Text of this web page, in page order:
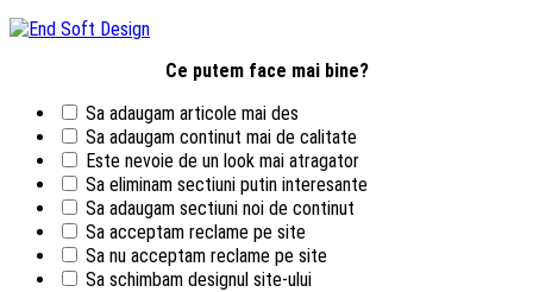
Ce putem face mai bine?
Sa adaugam articole mai des
Sa adaugam continut mai de calitate
Este nevoie de un look mai atragator
Sa eliminam sectiuni putin interesante
Sa adaugam sectiuni noi de continut
Sa acceptam reclame pe site
Sa nu acceptam reclame pe site
Sa schimbam designul site-ului